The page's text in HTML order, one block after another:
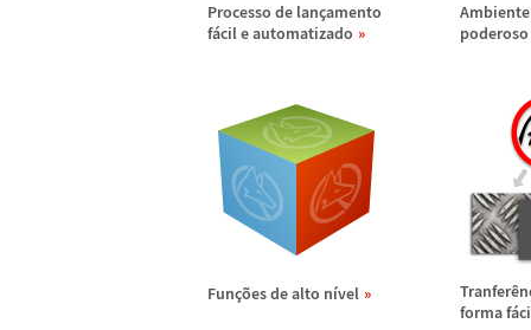
Processo de lançamento
fácil e automatizado
Funções de alto nível Tranferê
forma fá